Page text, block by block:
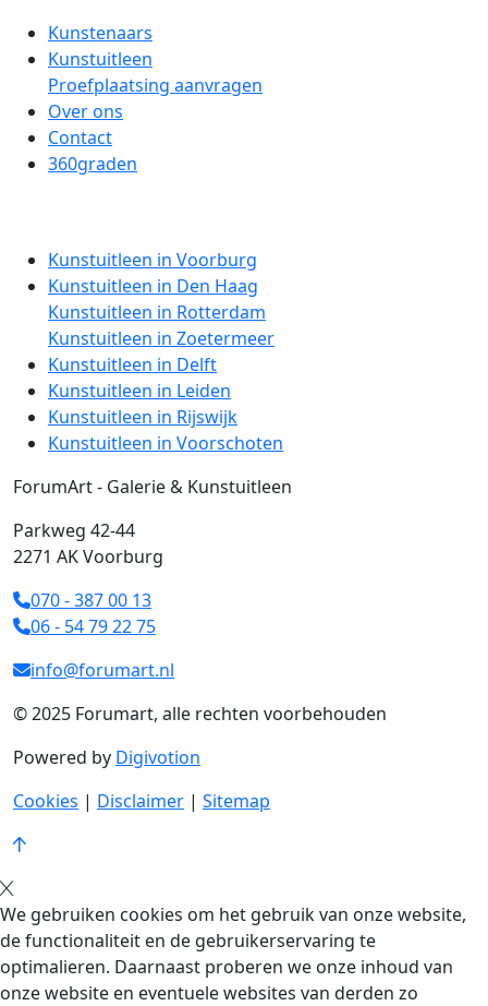
Kunstenaars
Kunstuitleen
Proefplaatsing aanvragen
Over ons
Contact
360graden
Kunstuitleen in Voorburg
Kunstuitleen in Den Haag
Kunstuitleen in Rotterdam
Kunstuitleen in Zoetermeer
Kunstuitleen in Delft
Kunstuitleen in Leiden
Kunstuitleen in Rijswijk
Kunstuitleen in Voorschoten
ForumArt - Galerie & Kunstuitleen
Parkweg 42-44
2271 AK Voorburg
070 - 387 00 13
06 - 54 79 22 75
info@forumart.nl
© 2025 Forumart, alle rechten voorbehouden
Powered by Digivotion
Cookies | Disclaimer | Sitemap
We gebruiken cookies om het gebruik van onze website,
de functionaliteit en de gebruikerservaring te
optimalieren. Daarnaast proberen we onze inhoud van
onze website en eventuele websites van derden zo